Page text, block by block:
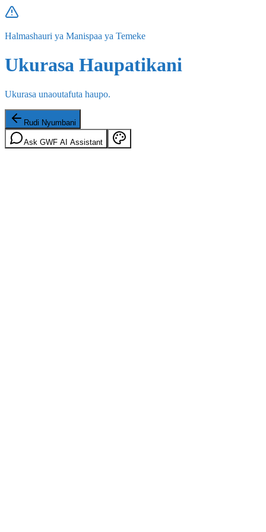
Halmashauri ya Manispaa ya Temeke
Ukurasa Haupatikani
Ukurasa unaoutafuta haupo.
Rudi Nyumbani
Ask GWF AI Assistant